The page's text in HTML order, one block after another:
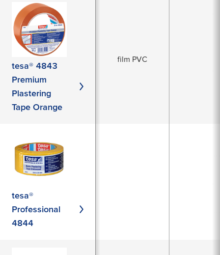
tesa® 4843
Premium
Plastering
Tape Orange
film PVC
tesa®
Professional
4844